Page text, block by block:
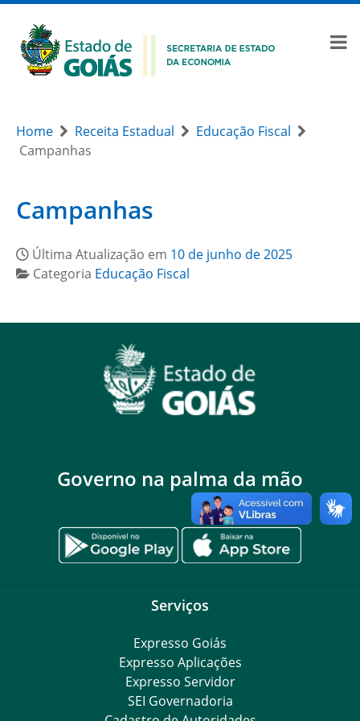
Home Receita Estadual
Educação Fiscal
Campanhas
Campanhas
Última Atualização em 10 de junho de 2025
Categoria Educação Fiscal
Governo na palma da mão
Serviços
Expresso Goiás
Expresso Aplicações
Expresso Servidor
SEI Governadoria